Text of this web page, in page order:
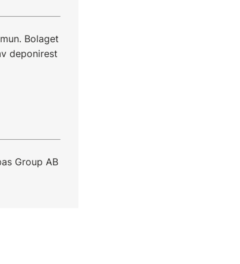
Bolaget
deponirest
Group AB